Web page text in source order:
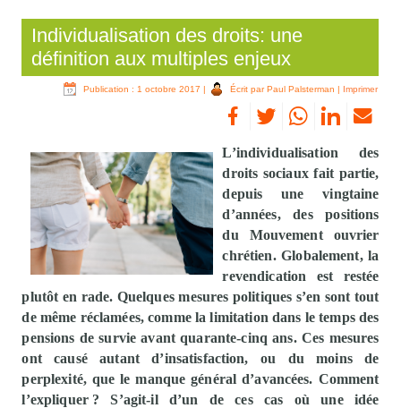
Individualisation des droits: une
définition aux multiples enjeux
Publication : 1 octobre 2017 | Écrit par Paul Palsterman | Imprimer
L’individualisation des
droits sociaux fait partie,
depuis une vingtaine
d’années, des positions
du Mouvement ouvrier
chrétien. Globalement, la
revendication est restée
plutôt en rade. Quelques mesures politiques s’en sont tout
de même réclamées, comme la limitation dans le temps des
pensions de survie avant quarante-cinq ans. Ces mesures
ont causé autant d’insatisfaction, ou du moins de
perplexité, que le manque général d’avancées. Comment
l’expliquer ? S’agit-il d’un de ces cas où une idée